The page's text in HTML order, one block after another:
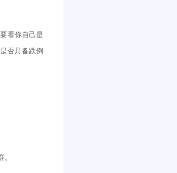
看你自己是
否具备跌倒